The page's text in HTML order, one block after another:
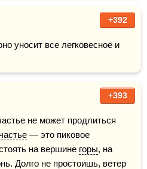
+392
уносит все легковесное и
+393
не может продлиться
— это пиковое
на вершине горы, на
Долго не простоишь, ветер